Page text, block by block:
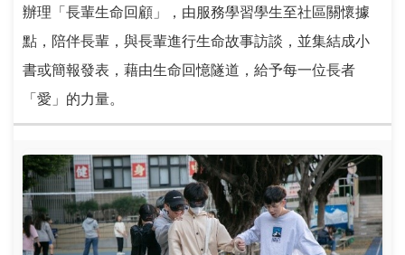
辦理「長輩生命回顧」，由服務學習學生至社區關懷據
點，陪伴長輩，與長輩進行生命故事訪談，並集結成小
書或簡報發表，藉由生命回憶隧道，給予每一位長者
「愛」的力量。